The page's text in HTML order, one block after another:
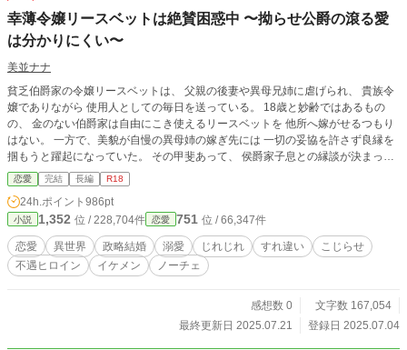
幸薄令嬢リースベットは絶賛困惑中 〜拗らせ公爵の滾る愛
は分かりにくい〜
美並ナナ
貧乏伯爵家の令嬢リースベットは、 父親の後妻や異母兄姉に虐げられ、 貴族令
嬢でありながら 使用人としての毎日を送っている。 18歳と妙齢ではあるもの
の、 金のない伯爵家は自由にこき使えるリースベットを 他所へ嫁がせるつもり
はない。 一方で、美貌が自慢の異母姉の嫁ぎ先には 一切の妥協を許さず良縁を
掴もうと躍起になっていた。 その甲斐あって、 侯爵家子息との縁談が決まった
異母姉は 盛大な結婚式を挙げて嫁いで行った。 だが、その数日後。 社交界で圧
倒的な人気を誇るイケメン公爵が なぜか突然伯爵家を訪ねてくる。 そして、と
ある理由から リースベットを妻にしたいと言い出して――？ 虐げられて育った
幸薄令嬢と、 拗らせイケメン公爵のじれじれ新婚ラブ。 ※設定がゆるい部分も
あると思いますので、気楽にお読み頂ければ幸いです。 ※前半シリアスですが
途中からラブコメ色が強くなります。 ※Rシーンにはタイトル横に(※)を付けて
います。 ※本作品は、エブリスタ様・ムーンライトノベルズ様にも掲載してい
恋愛 完結 長編 R18
24h.ポイント 986pt
小説 1,352 位 / 228,704件 恋愛 751 位 / 66,347件
恋愛 異世界 政略結婚 溺愛 じれじれ すれ違い
こじらせ
不遇ヒロイン
イケメン ノーチェ
感想数 0
文字数 167,054
最終更新日 2025.07.21
登録日 2025.07.04